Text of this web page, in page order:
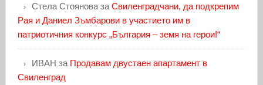
Стела Стояноваза Свиленградчани, да подкрепим
Рая и Даниел Зъмбарови в участието им в
патриотичния конкурс „България – земя на герои!“
ИВАН за Продавам двустаен апартамент в
Свиленград